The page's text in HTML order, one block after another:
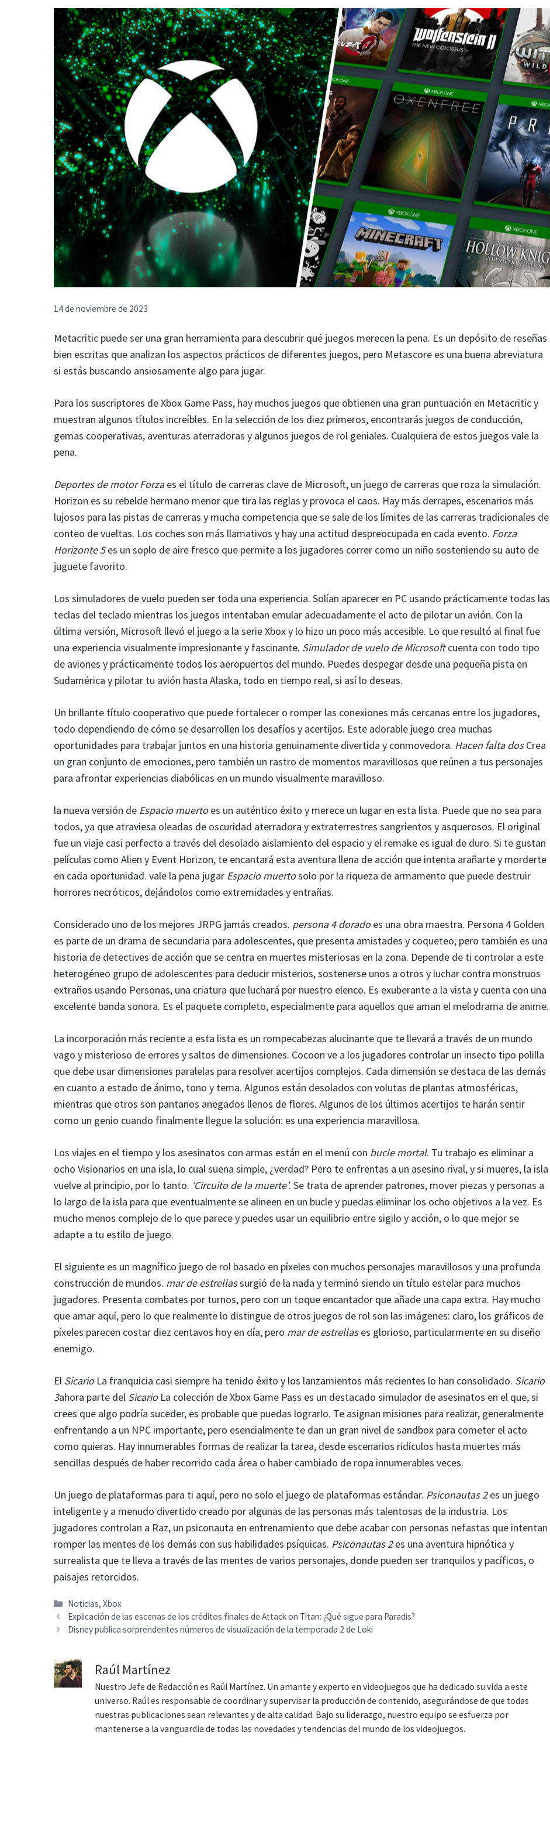
14 de noviembre de 2023
Metacritic puede ser una gran herramienta para descubrir qué juegos merecen la pena. Es un depósito de reseñas
bien escritas que analizan los aspectos prácticos de diferentes juegos, pero Metascore es una buena abreviatura
si estás buscando ansiosamente algo para jugar.
Para los suscriptores de Xbox Game Pass, hay muchos juegos que obtienen una gran puntuación en Metacritic y
muestran algunos títulos increíbles. En la selección de los diez primeros, encontrarás juegos de conducción,
gemas cooperativas, aventuras aterradoras y algunos juegos de rol geniales. Cualquiera de estos juegos vale la
pena.
Deportes de motor Forzaes el título de carreras clave de Microsoft, un juego de carreras que roza la simulación.
Horizon es su rebelde hermano menor que tira las reglas y provoca el caos. Hay más derrapes, escenarios más
lujosos para las pistas de carreras y mucha competencia que se sale de los límites de las carreras tradicionales de
conteo de vueltas. Los coches son más llamativos y hay una actitud despreocupada en cada evento. Forza
Horizonte 5es un soplo de aire fresco que permite a los jugadores correr como un niño sosteniendo su auto de
juguete favorito.
Los simuladores de vuelo pueden ser toda una experiencia. Solían aparecer en PC usando prácticamente todas las
teclas del teclado mientras los juegos intentaban emular adecuadamente el acto de pilotar un avión. Con la
última versión, Microsoft llevó el juego a la serie Xbox y lo hizo un poco más accesible. Lo que resultó al final fue
una experiencia visualmente impresionante y fascinante. Simulador de vuelo de Microsoftcuenta con todo tipo
de aviones y prácticamente todos los aeropuertos del mundo. Puedes despegar desde una pequeña pista en
Sudamérica y pilotar tu avión hasta Alaska, todo en tiempo real, si así lo deseas.
Un brillante título cooperativo que puede fortalecer o romper las conexiones más cercanas entre los jugadores,
todo dependiendo de cómo se desarrollen los desafíos y acertijos. Este adorable juego crea muchas
oportunidades para trabajar juntos en una historia genuinamente divertida y conmovedora. Hacen falta dosCrea
un gran conjunto de emociones, pero también un rastro de momentos maravillosos que reúnen a tus personajes
para afrontar experiencias diabólicas en un mundo visualmente maravilloso.
la nueva versión de Espacio muertoes un auténtico éxito y merece un lugar en esta lista. Puede que no sea para
todos, ya que atraviesa oleadas de oscuridad aterradora y extraterrestres sangrientos y asquerosos. El original
fue un viaje casi perfecto a través del desolado aislamiento del espacio y el remake es igual de duro. Si te gustan
películas como Alien y Event Horizon, te encantará esta aventura llena de acción que intenta arañarte y morderte
en cada oportunidad. vale la pena jugar Espacio muertosolo por la riqueza de armamento que puede destruir
horrores necróticos, dejándolos como extremidades y entrañas.
Considerado uno de los mejores JRPG jamás creados. persona 4 doradoes una obra maestra. Persona 4 Golden
es parte de un drama de secundaria para adolescentes, que presenta amistades y coqueteo; pero también es una
historia de detectives de acción que se centra en muertes misteriosas en la zona. Depende de ti controlar a este
heterogéneo grupo de adolescentes para deducir misterios, sostenerse unos a otros y luchar contra monstruos
extraños usando Personas, una criatura que luchará por nuestro elenco. Es exuberante a la vista y cuenta con una
excelente banda sonora. Es el paquete completo, especialmente para aquellos que aman el melodrama de anime.
La incorporación más reciente a esta lista es un rompecabezas alucinante que te llevará a través de un mundo
vago y misterioso de errores y saltos de dimensiones. Cocoon ve a los jugadores controlar un insecto tipo polilla
que debe usar dimensiones paralelas para resolver acertijos complejos. Cada dimensión se destaca de las demás
en cuanto a estado de ánimo, tono y tema. Algunos están desolados con volutas de plantas atmosféricas,
mientras que otros son pantanos anegados llenos de flores. Algunos de los últimos acertijos te harán sentir
como un genio cuando finalmente llegue la solución: es una experiencia maravillosa.
Los viajes en el tiempo y los asesinatos con armas están en el menú con bucle mortal. Tu trabajo es eliminar a
ocho Visionarios en una isla, lo cual suena simple, ¿verdad? Pero te enfrentas a un asesino rival, y si mueres, la isla
vuelve al principio, por lo tanto. ‘Circuito de la muerte’. Se trata de aprender patrones, mover piezas y personas a
lo largo de la isla para que eventualmente se alineen en un bucle y puedas eliminar los ocho objetivos a la vez. Es
mucho menos complejo de lo que parece y puedes usar un equilibrio entre sigilo y acción, o lo que mejor se
adapte a tu estilo de juego.
El siguiente es un magnífico juego de rol basado en píxeles con muchos personajes maravillosos y una profunda
construcción de mundos. mar de estrellassurgió de la nada y terminó siendo un título estelar para muchos
jugadores. Presenta combates por turnos, pero con un toque encantador que añade una capa extra. Hay mucho
que amar aquí, pero lo que realmente lo distingue de otros juegos de rol son las imágenes: claro, los gráficos de
píxeles parecen costar diez centavos hoy en día, pero mar de estrellases glorioso, particularmente en su diseño
enemigo.
El SicarioLa franquicia casi siempre ha tenido éxito y los lanzamientos más recientes lo han consolidado. Sicario
3ahora parte del SicarioLa colección de Xbox Game Pass es un destacado simulador de asesinatos en el que, si
crees que algo podría suceder, es probable que puedas lograrlo. Te asignan misiones para realizar, generalmente
enfrentando a un NPC importante, pero esencialmente te dan un gran nivel de sandbox para cometer el acto
como quieras. Hay innumerables formas de realizar la tarea, desde escenarios ridículos hasta muertes más
sencillas después de haber recorrido cada área o haber cambiado de ropa innumerables veces.
Un juego de plataformas para ti aquí, pero no solo el juego de plataformas estándar. Psiconautas 2es un juego
inteligente y a menudo divertido creado por algunas de las personas más talentosas de la industria. Los
jugadores controlan a Raz, un psiconauta en entrenamiento que debe acabar con personas nefastas que intentan
romper las mentes de los demás con sus habilidades psíquicas. Psiconautas 2es una aventura hipnótica y
surrealista que te lleva a través de las mentes de varios personajes, donde pueden ser tranquilos y pacíficos, o
paisajes retorcidos.
Categorías
Noticias,Xbox
Explicación de las escenas de los créditos finales de Attack on Titan: ¿Qué sigue para Paradis?
Disney publica sorprendentes números de visualización de la temporada 2 de Loki
Raúl Martínez
Nuestro Jefe de Redacción es Raúl Martínez. Un amante y experto en videojuegos que ha dedicado su vida a este
universo. Raúl es responsable de coordinar y supervisar la producción de contenido, asegurándose de que todas
nuestras publicaciones sean relevantes y de alta calidad. Bajo su liderazgo, nuestro equipo se esfuerza por
mantenerse a la vanguardia de todas las novedades y tendencias del mundo de los videojuegos.